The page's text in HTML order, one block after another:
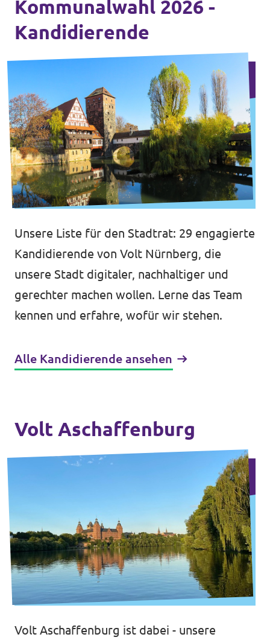
Kommunalwahl 2026 -
Kandidierende
Unsere Liste für den Stadtrat: 29 engagierte
Kandidierende von Volt Nürnberg, die
unsere Stadt digitaler, nachhaltiger und
gerechter machen wollen. Lerne das Team
kennen und erfahre, wofür wir stehen.
Alle Kandidierende ansehen
Volt Aschaffenburg
Volt Aschaffenburg ist dabei - unsere